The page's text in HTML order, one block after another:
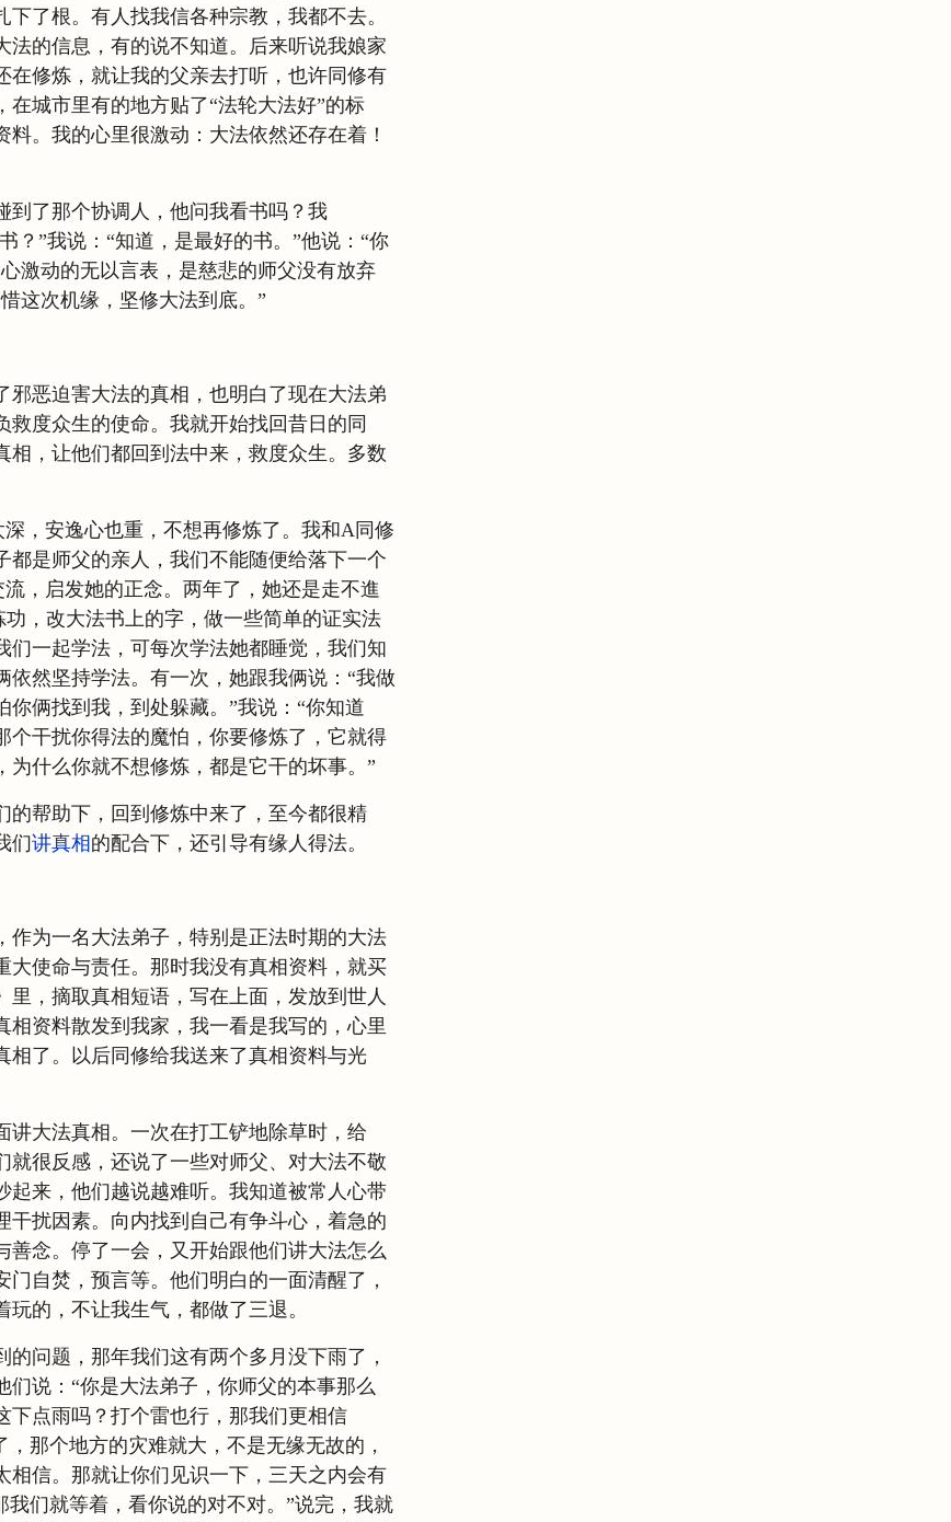
了根。有人找我信各种宗教，我都不去。
法的信息，有的说不知道。后来听说我娘家
在修炼，就让我的父亲去打听，也许同修有
城市里有的地方贴了“法轮大法好”的标
。我的心里很激动：大法依然还存在着！
到了那个协调人，他问我看书吗？我
？”我说：“知道，是最好的书。”他说：“你
激动的无以言表，是慈悲的师父没有放弃
这次机缘，坚修大法到底。”
邪恶迫害大法的真相，也明白了现在大法弟
度众生的使命。我就开始找回昔日的同
相，让他们都回到法中来，救度众生。多数
，安逸心也重，不想再修炼了。我和A同修
都是师父的亲人，我们不能随便给落下一个
，启发她的正念。两年了，她还是走不進
，改大法书上的字，做一些简单的证实法
们一起学法，可每次学法她都睡觉，我们知
然坚持学法。有一次，她跟我俩说：“我做
俩找到我，到处躲藏。”我说：“你知道
个干扰你得法的魔怕，你要修炼了，它就得
什么你就不想修炼，都是它干的坏事。”
的帮助下，回到修炼中来了，至今都很精
们讲真相 的配合下，还引导有缘人得法。
作为一名大法弟子，特别是正法时期的大法
大使命与责任。那时我没有真相资料，就买
里，摘取真相短语，写在上面，发放到世人
相资料散发到我家，我一看是我写的，心里
相了。以后同修给我送来了真相资料与光
讲大法真相。一次在打工铲地除草时，给
就很反感，还说了一些对师父、对大法不敬
起来，他们越说越难听。我知道被常人心带
干扰因素。向内找到自己有争斗心，着急的
善念。停了一会，又开始跟他们讲大法怎么
自焚，预言等。他们明白的一面清醒了，
的，不让我生气，都做了三退。
问题，那年我们这有两个多月没下雨了，
们说：“你是大法弟子，你师父的本事那么
下点雨吗？打个雷也行，那我们更相信
那个地方的灾难就大，不是无缘无故的，
相信。那就让你们见识一下，三天之内会有
我们就等着，看你说的对不对。”说完，我就